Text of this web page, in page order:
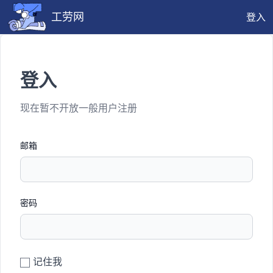
工劳网 登入
登入
现在暂不开放一般用户注册
邮箱
密码
记住我